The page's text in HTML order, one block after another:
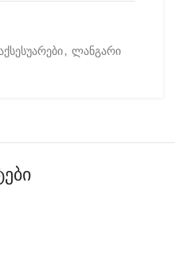
, ლანგარი